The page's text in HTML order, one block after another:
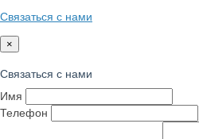
Связаться с нами
×
Связаться с нами
Имя
Телефон